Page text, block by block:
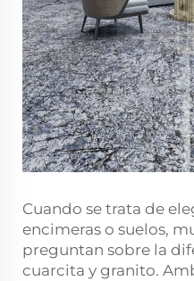
Cuando se trata de
encimeras o suelos,
preguntan sobre la
cuarcita y granito.